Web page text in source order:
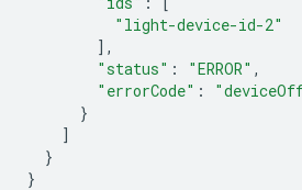
"light-device-id-2"
],
"status" : "ERROR" ,
"errorCode" :
}
]
}
}